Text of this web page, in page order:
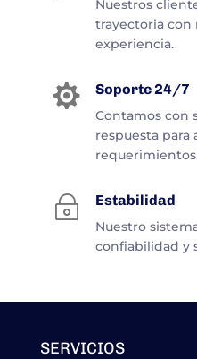
Nuestros
trayectoria con
experiencia.
 Soporte 24/7
Contamos con
respuesta para
~ Estabilidad
Nuestro
confiabilidad y
SERVICIOS